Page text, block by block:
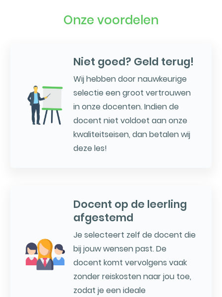
Onze voordelen
Niet goed? Geld terug!
Wij hebben door nauwkeurige
selectie een groot vertrouwen
in onze docenten. Indien de
docent niet voldoet aan onze
kwaliteitseisen, dan betalen wij
deze les!
Docent op de leerling
afgestemd
Je selecteert zelf de docent die
bij jouw wensen past. De
docent komt vervolgens vaak
zonder reiskosten naar jou toe,
zodat je een ideale